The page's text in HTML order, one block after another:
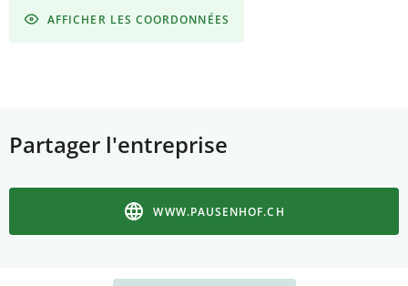
AFFICHER LES COORDONNÉES
Partager l'entreprise
WWW.PAUSENHOF.CH